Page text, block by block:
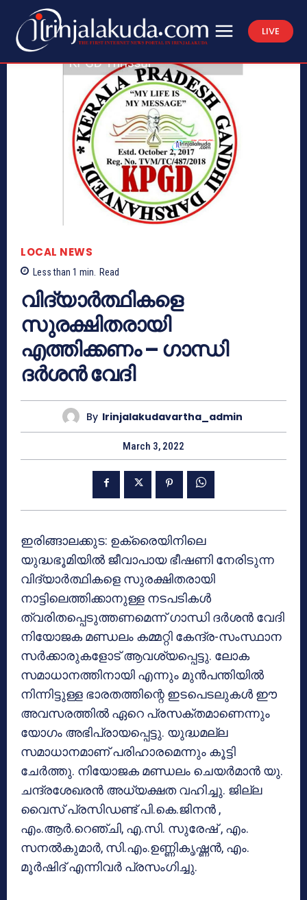
LIVE
LOCAL NEWS
Less than 1 min. Read
വിദ്യാർത്ഥികളെ
സുരക്ഷിതരായി
എത്തിക്കണം – ഗാന്ധി
ദർശൻ വേദി
By Irinjalakudavartha_admin
March 3, 2022
ഇരിങ്ങാലക്കുട: ഉക്രൈയിനിലെ
യുദ്ധഭൂമിയിൽ ജീവാപായ ഭീഷണി നേരിടുന്ന
വിദ്യാർത്ഥികളെ സുരക്ഷിതരായി
നാട്ടിലെത്തിക്കാനുള്ള നടപടികൾ
ത്വരിതപ്പെടുത്തണമെന്ന് ഗാന്ധി ദർശൻ വേദി
നിയോജക മണ്ഡലം കമ്മറ്റി കേന്ദ്ര-സംസ്ഥാന
സർക്കാരുകളോട് ആവശ്യപ്പെട്ടു. ലോക
സമാധാനത്തിനായി എന്നും മുൻപന്തിയിൽ
നിന്നിട്ടുള്ള ഭാരതത്തിന്റെ ഇടപെടലുകൾ ഈ
അവസരത്തിൽ ഏറെ പ്രസക്തമാണെന്നും
യോഗം അഭിപ്രായപ്പെട്ടു. യുദ്ധമല്ല
സമാധാനമാണ് പരിഹാരമെന്നും കൂട്ടി
ചേർത്തു. നിയോജക മണ്ഡലം ചെയർമാൻ യു.
ചന്ദ്രശേഖരൻ അധ്യക്ഷത വഹിച്ചു. ജില്ല
വൈസ് പ്രസിഡണ്ട് പി.കെ.ജിനൻ ,
എം.ആർ.റെഞ്ചി, എ.സി. സുരേഷ് , എം.
സനൽകുമാർ, സി.എം.ഉണ്ണികൃഷ്ണൻ, എം.
മൂർഷിദ് എന്നിവർ പ്രസംഗിച്ചു.